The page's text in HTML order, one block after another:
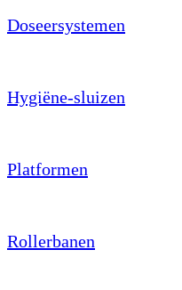
Doseersystemen
Hygiëne-sluizen
Platformen
Rollerbanen